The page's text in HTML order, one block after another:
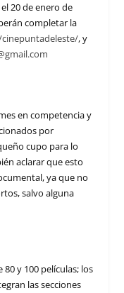
20 de enero de
completar la
, y
en competencia y
por
cupo para lo
aclarar que esto
ya que no
salvo alguna
y 100 películas; los
las secciones